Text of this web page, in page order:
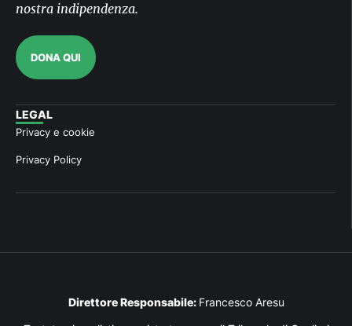
nostra indipendenza.
DONA QUI
LEGAL
Privacy e cookie
Privacy Policy
Direttore Responsabile: Francesco Aresu